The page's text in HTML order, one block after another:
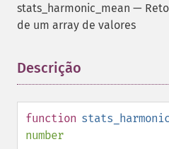
stats_harmonic_mean —
de um array de valores
Descrição
function
number